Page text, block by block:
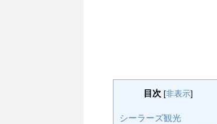
目次 [非表示]
シーラーズ観光